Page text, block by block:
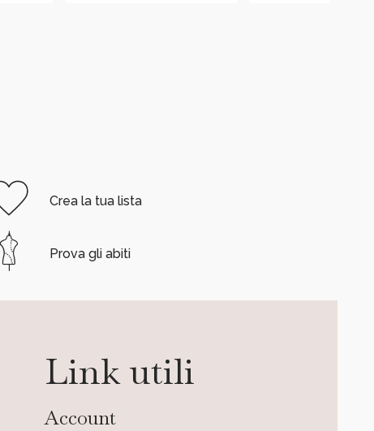
Crea la tua lista
Prova gli abiti
Link utili
Account